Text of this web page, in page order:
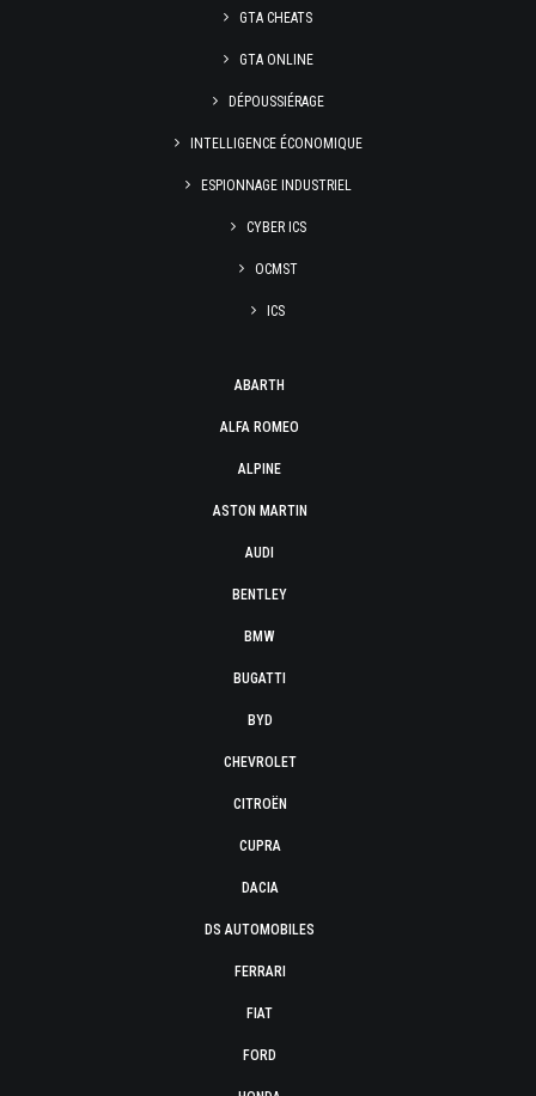
GTA CHEATS
GTA ONLINE
DÉPOUSSIÉRAGE
INTELLIGENCE ÉCONOMIQUE
ESPIONNAGE INDUSTRIEL
CYBER ICS
OCMST
ICS
ABARTH
ALFA ROMEO
ALPINE
ASTON MARTIN
AUDI
BENTLEY
BMW
BUGATTI
BYD
CHEVROLET
CITROËN
CUPRA
DACIA
DS AUTOMOBILES
FERRARI
FIAT
FORD